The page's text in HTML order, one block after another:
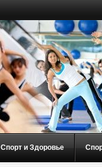
Спорт и Здоровье